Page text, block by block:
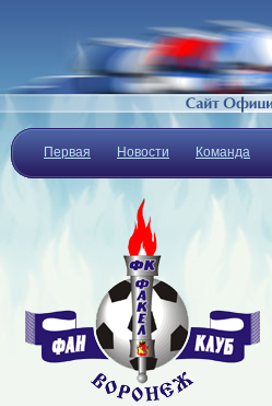
Первая Новости Команда